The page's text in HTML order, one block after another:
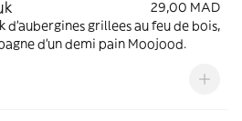
29,00 MAD
d'aubergines grillees au feu de bois,
d'un demi pain Moojood.